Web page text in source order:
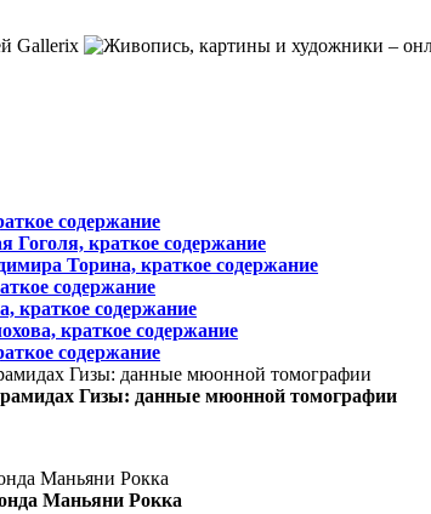
содержание
Гоголя, краткое содержание
Торина, краткое содержание
содержание
краткое содержание
краткое содержание
содержание
Гизы: данные мюонной томографии
Маньяни Рокка